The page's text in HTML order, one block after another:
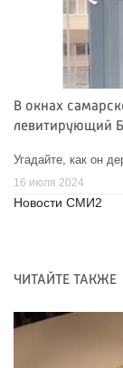
В окнах
левитирующий
Угадайте, как он
16 июля 2024
Новости СМИ2
ЧИТАЙТЕ ТАКЖЕ